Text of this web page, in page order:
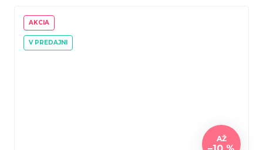
AKCIA
V PREDAJNI
AŽ